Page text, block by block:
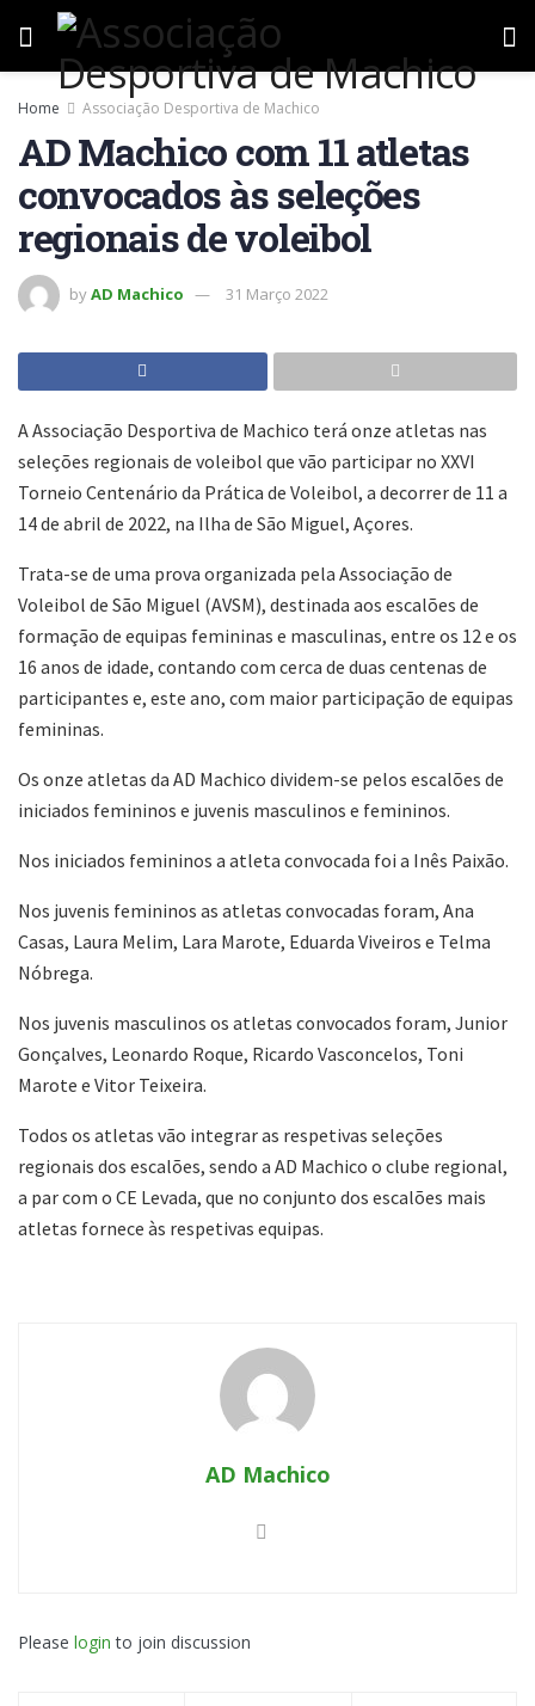
Home Associação Desportiva de Machico
AD Machico com 11 atletas
convocados às seleções
regionais de voleibol
byAD Machico 31 Março 2022
A Associação Desportiva de Machico terá onze atletas nas
seleções regionais de voleibol que vão participar no XXVI
Torneio Centenário da Prática de Voleibol, a decorrer de 11 a
14 de abril de 2022, na Ilha de São Miguel, Açores.
Trata-se de uma prova organizada pela Associação de
Voleibol de São Miguel (AVSM), destinada aos escalões de
formação de equipas femininas e masculinas, entre os 12 e os
16 anos de idade, contando com cerca de duas centenas de
participantes e, este ano, com maior participação de equipas
femininas.
Os onze atletas da AD Machico dividem-se pelos escalões de
iniciados femininos e juvenis masculinos e femininos.
Nos iniciados femininos a atleta convocada foi a Inês Paixão.
Nos juvenis femininos as atletas convocadas foram, Ana
Casas, Laura Melim, Lara Marote, Eduarda Viveiros e Telma
Nóbrega.
Nos juvenis masculinos os atletas convocados foram, Junior
Gonçalves, Leonardo Roque, Ricardo Vasconcelos, Toni
Marote e Vitor Teixeira.
Todos os atletas vão integrar as respetivas seleções
regionais dos escalões, sendo a AD Machico o clube regional,
a par com o CE Levada, que no conjunto dos escalões mais
atletas fornece às respetivas equipas.
AD Machico
Please login to join discussion